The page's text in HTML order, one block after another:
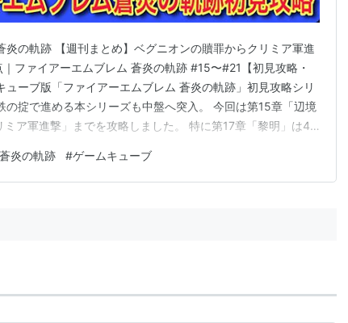
炎の軌跡 【週刊まとめ】ベグニオンの贖罪からクリミア軍進
ファイアーエムブレム 蒼炎の軌跡 #15〜#21【初見攻略・
ューブ版「ファイアーエムブレム 蒼炎の軌跡」初見攻略シリ
の掟で進める本シリーズも中盤へ突入。 今回は第15章「辺境
ア軍進撃」までを攻略しました。 特に第17章「黎明」は4
況の中、仲間たちは無事に戦い抜けるのでしょうか。 ▶ 今週
境…
炎の軌跡 #ゲームキューブ